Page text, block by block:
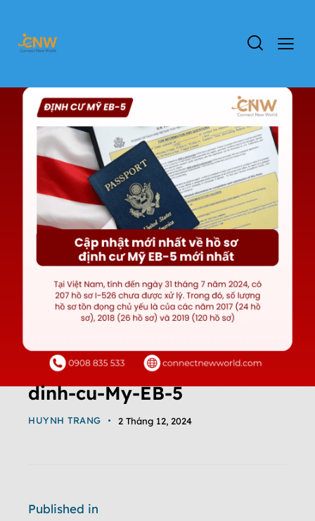
dinh-cu-My-EB-5
HUYNH TRANG 2 Tháng 12, 2024
Published in